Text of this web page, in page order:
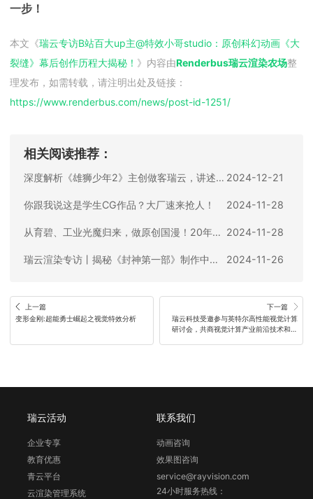
一步！
本文《瑞云专访B站百大up主@特效小哥studio：原创科幻动画《大
裂缝》幕后创作历程大揭秘！ 》内容由Renderbus瑞云渲染农场整
理发布，如需转载，请注明出处及链接：
https://www.renderbus.com/news/post-id-1251/
相关阅读推荐：
深度解析《雄狮少年2》主创做客瑞云，讲述超写实动画电影的幕后创作故事 2024-12-21
你跟我说这是学生CG作品？大厂速来抢人！ 2024-11-28
从育碧、工业光魔归来，做原创国漫！20年动画人徐健的CG路 2024-11-28
瑞云渲染专访丨揭秘《封神第一部》制作中使用的全新CG环境工作流！ 2024-11-26
上一篇
变形金刚:超能勇士崛起之视觉特效分析
下一篇
瑞云科技受邀参与英特尔高性能视觉计算
研讨会，共商视觉计算产业前沿技术和生
瑞云活动
企业专享
教育优惠
青云平台
云渲染管理系统
联系我们
动画咨询
效果图咨询
service@rayvision.com
24小时服务热线：